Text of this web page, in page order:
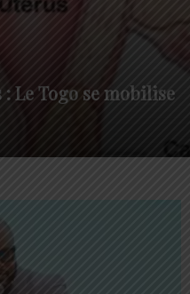
Le Togo se mobilise